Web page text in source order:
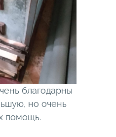
благодарны
но очень
помощь.